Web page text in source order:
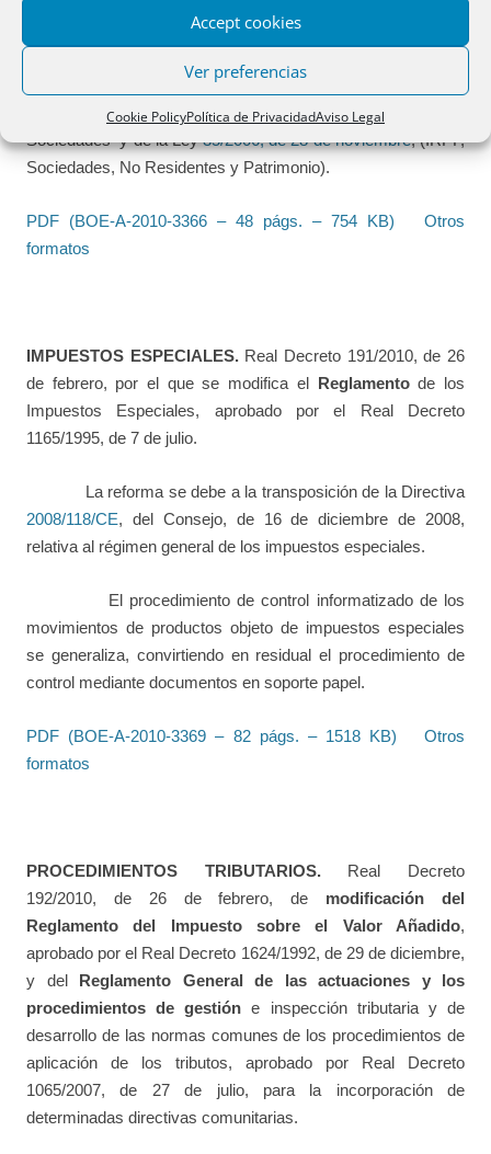
Accept cookies
Ver preferencias
Cookie PolicyPolítica de PrivacidadAviso Legal
miembro de la Unión Europea.
V. Otros impuestos.
artículos del Texto Refundidodel Impuesto Sobre
Sociedades y de la Ley35/2006, de 28 de noviembre, (IRPF,
Sociedades, No Residentes y Patrimonio).
PDF (BOE-A-2010-3366 – 48 págs. – 754 KB)
Otros
formatos
IMPUESTOS ESPECIALES. Real Decreto 191/2010, de 26
de febrero, por el que se modifica el
Reglamentode los
Impuestos Especiales, aprobado por el Real Decreto
1165/1995, de 7 de julio.
La reforma se debe a la transposición de la Directiva
2008/118/CE, del Consejo, de 16 de diciembre de 2008,
relativa al régimen general de los impuestos especiales.
El procedimiento de control informatizado de los
movimientos de productos objeto de impuestos especiales
se generaliza, convirtiendo en residual el procedimiento de
control mediante documentos en soporte papel.
PDF (BOE-A-2010-3369 – 82 págs. – 1518 KB)
Otros
formatos
PROCEDIMIENTOS TRIBUTARIOS.
Real Decreto
192/2010, de 26 de febrero, de modificación del
Reglamento del Impuesto sobre el Valor Añadido,
aprobado por el Real Decreto 1624/1992, de 29 de diciembre,
y del
Reglamento General de las actuaciones y los
procedimientos de gestión e inspección tributaria y de
desarrollo de las normas comunes de los procedimientos de
aplicación de los tributos, aprobado por Real Decreto
1065/2007, de 27 de julio, para la incorporación de
determinadas directivas comunitarias.